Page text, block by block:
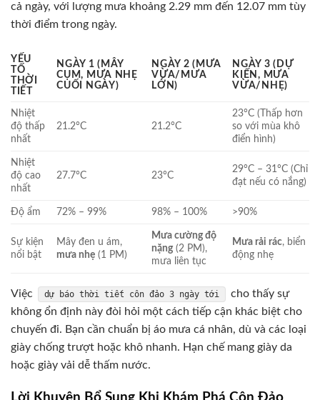
cả ngày, với lượng mưa khoảng 2.29 mm đến 12.07 mm tùy
thời điểm trong ngày.
YẾU
TỐ
THỜI
TIẾT
NGÀY 1 (MÂY
CỤM, MƯA NHẸ
CUỐI NGÀY)
NGÀY 2 (MƯA
VỪA/MƯA
LỚN)
NGÀY 3 (DỰ
KIẾN, MƯA
VỪA/NHẸ)
Nhiệt
độ thấp
nhất
21.2°C 21.2°C
23°C (Thấp hơn
so với mùa khô
điển hình)
Nhiệt
độ cao
nhất
27.7°C 23°C
29°C – 31°C (Chỉ
đạt nếu có nắng)
Độ ẩm 72% – 99% 98% – 100% >90%
Sự kiện
nổi bật
Mây đen u ám,
mưa nhẹ (1 PM)
Mưa cường độ
nặng(2 PM),
mưa liên tục
Mưa rải rác, biển
động nhẹ
Việc dự báo thời tiết côn đảo 3 ngày tới
cho thấy sự
không ổn định này đòi hỏi một cách tiếp cận khác biệt cho
chuyến đi. Bạn cần chuẩn bị áo mưa cá nhân, dù và các loại
giày chống trượt hoặc khô nhanh. Hạn chế mang giày da
hoặc giày vải dễ thấm nước.